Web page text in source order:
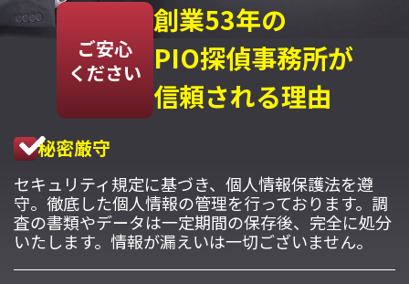
ご安心
ください
創業53年の
PIO探偵事務所が
信頼される理由
秘密厳守
セキュリティ規定に基づき、個人情報保護法を遵
守。徹底した個人情報の管理を行っております。調
査の書類やデータは一定期間の保存後、完全に処分
いたします。情報が漏えいは一切ございません。